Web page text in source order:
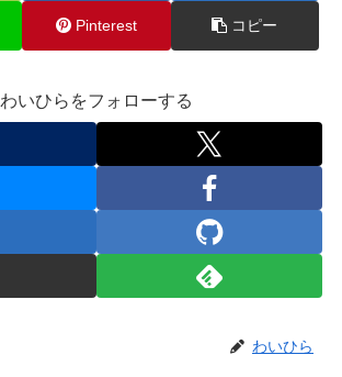
Pinterest コピー
わいひらをフォローする
わいひら